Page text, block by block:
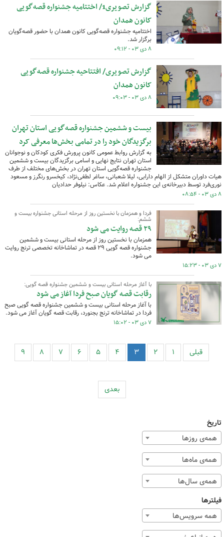
گزارش تصویری1/ اختتامیه جشنواره قصه‌گویی
کانون همدان
اختتامیه جشنواره قصه‌گویی کانون همدان با حضور قصه‌گویان
برگزار شد.
۸ دی ۰۳ - ۰۹:۱۲
گزارش تصویری/ افتتاحیه جشنواره قصه‌گویی
کانون همدان
۸ دی ۰۳ - ۰۹:۰۳
بیست و ششمین جشنواره قصه‌گویی استان تهران
برگزیدگان خود را در تمامی بخش‌ها معرفی کرد
به گزارش روابط عمومی کانون پرورش فکری کودکان و نوجوانان
استان تهران نتایج نهایی و اسامی برگزیدگان بیست و ششمین
جشنواره قصه‌گویی استان تهران در بخش‌های مختلف از طرف
هیات داوران متشکل از الهام دارابی، لیلا شعبانی، ساغر لطفی‌نژاد، کیخسرو رنگرز و مسعود
نوری‌فرد توسط دبیرخانه‌ی این جشنواره اعلام شد. عکاس: نیلوفر حدادیان
۸ دی ۰۳ - ۰۸:۵۴
فردا و همزمان با نخستین روز از مرحله استانی جشنواره بیست و
ششم:
۲۹ قصه روایت می شود
همزمان با نخستین روز از مرحله استانی بیست و ششمین
جشنواره قصه گویی ۲۹ قصه در تماشاخانه تخصصی ترنج روایت
می شود.
۷ دی ۰۳ - ۱۵:۲۳
با آغاز مرحله استانی بیست و ششمین جشنواره قصه گویی:
رقابت قصه گویان صبح فردا آغاز می شود
با آغاز مرحله استانی بیست و ششمین جشنواره قصه گویی صبح
فردا در تماشاخانه ترنج بجنورد، رقابت قصه گویان آغاز می شود.
۷ دی ۰۳ - ۱۵:۰۲
قبلی ۱ ۲ ۳ ۴ ۵ ۶ ۷ ۸ ۹
بعدی
تاریخ
همه‌ی روزها
همه‌ی ماه‌ها
همه‌ی سال‌ها
فیلترها
همه سرویس‌ها